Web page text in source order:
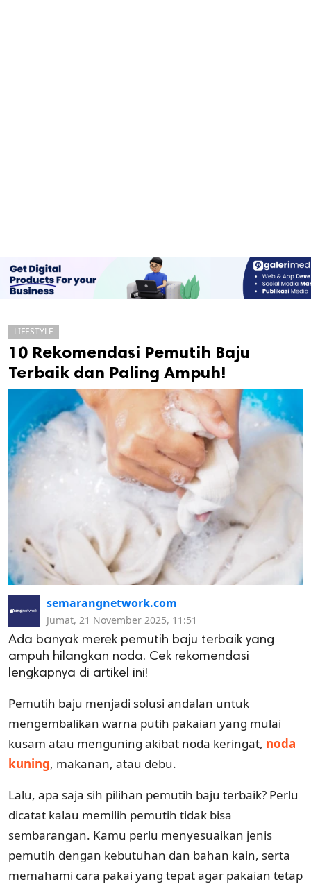
LIFESTYLE
10 Rekomendasi Pemutih Baju
Terbaik dan Paling Ampuh!
semarangnetwork.com
Jumat, 21 November 2025, 11:51
Ada banyak merek pemutih baju terbaik yang
ampuh hilangkan noda. Cek rekomendasi
lengkapnya di artikel ini!
Pemutih baju menjadi solusi andalan untuk
mengembalikan warna putih pakaian yang mulai
kusam atau menguning akibat noda keringat, noda
kuning, makanan, atau debu.
Lalu, apa saja sih pilihan pemutih baju terbaik? Perlu
dicatat kalau memilih pemutih tidak bisa
sembarangan. Kamu perlu menyesuaikan jenis
pemutih dengan kebutuhan dan bahan kain, serta
memahami cara pakai yang tepat agar pakaian tetap